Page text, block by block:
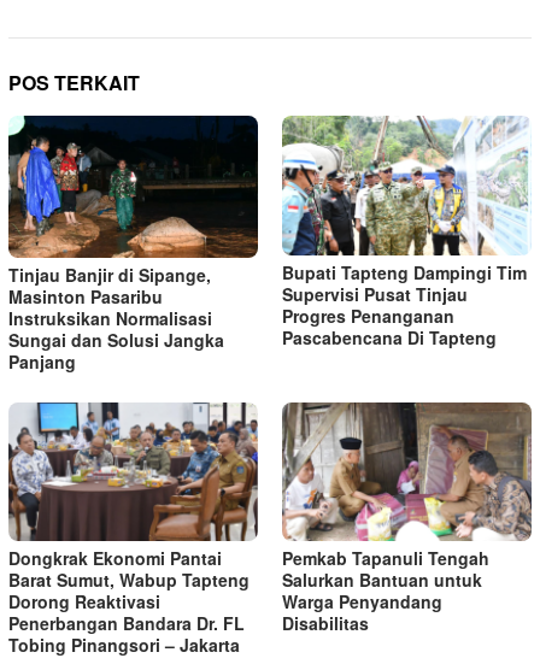
POS TERKAIT
Tinjau Banjir di Sipange,
Masinton Pasaribu
Instruksikan Normalisasi
Sungai dan Solusi Jangka
Panjang
Bupati Tapteng Dampingi Tim
Supervisi Pusat Tinjau
Progres Penanganan
Pascabencana Di Tapteng
Dongkrak Ekonomi Pantai
Barat Sumut, Wabup Tapteng
Dorong Reaktivasi
Penerbangan Bandara Dr. FL
Tobing Pinangsori – Jakarta
Pemkab Tapanuli Tengah
Salurkan Bantuan untuk
Warga Penyandang
Disabilitas